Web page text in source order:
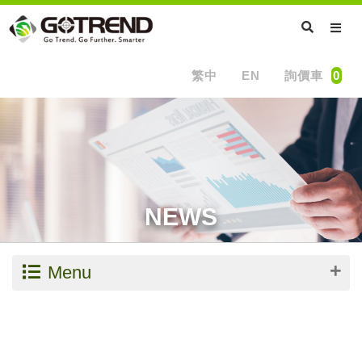
繁中 EN 詢價車 0
NEWS
Menu